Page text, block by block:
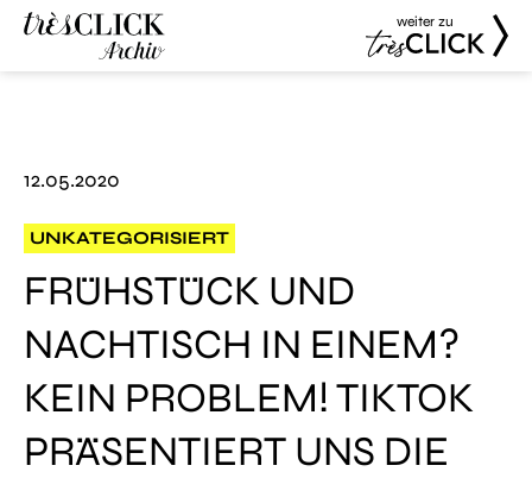
weiter zu
12.05.2020
UNKATEGORISIERT
FRÜHSTÜCK UND
NACHTISCH IN EINEM?
KEIN PROBLEM! TIKTOK
PRÄSENTIERT UNS DIE